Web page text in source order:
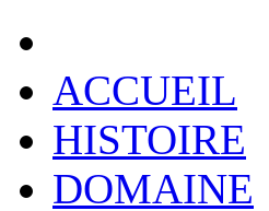
ACCUEIL
HISTOIRE
DOMAINE